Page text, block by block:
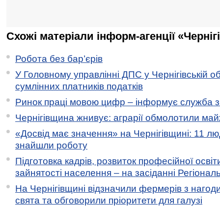
Схожі матеріали інформ-агенції
Робота без бар’єрів
У Головному управлінні ДПС у Чернігівській
сумлінних платників податків
Ринок праці мовою цифр – інформує служба
Чернігівщина жнивує: аграрії обмолотили
«Досвід має значення» на Чернігівщині: 11
знайшли роботу
Підготовка кадрів, розвиток професійної
зайнятості населення – на засіданні
На Чернігівщині відзначили фермерів з
свята та обговорили пріоритети для галузі